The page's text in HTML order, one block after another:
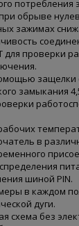
потребления
обрыве
зажимах
проверки
замыкания
в
шиной PIN.
в каждом
дуги.
схема без